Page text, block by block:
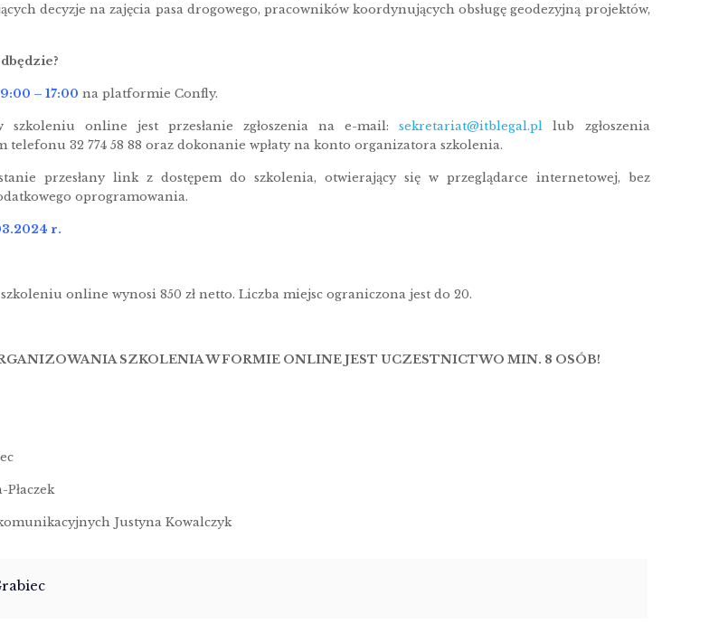
decyzje na zajęcia pasa drogowego, pracowników koordynujących obsługę geodezyjną projektów,
– 17:00 na platformie Confly.
szkoleniu online jest przesłanie zgłoszenia na e-mail:sekretariat@itblegal.pl lub zgłoszenia
32 774 58 88 oraz dokonanie wpłaty na konto organizatora szkolenia.
przesłany link z dostępem do szkolenia, otwierający się w przeglądarce internetowej, bez
oprogramowania.
r.
online wynosi 850 zł netto. Liczba miejsc ograniczona jest do 20.
SZKOLENIA W FORMIE ONLINE JEST UCZESTNICTWO MIN. 8 OSÓB!
Justyna Kowalczyk